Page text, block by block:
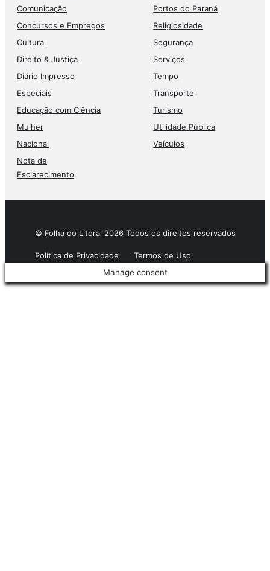
Comunicação
Concursos e Empregos
Cultura
Direito & Justiça
Diário Impresso
Especiais
Educação com Ciência
Mulher
Nacional
Nota de
Esclarecimento
Portos do Paraná
Religiosidade
Segurança
Serviços
Tempo
Transporte
Turismo
Utilidade Pública
Veículos
© Folha do Litoral 2026 Todos os direitos reservados
Política de Privacidade
Termos de Uso
Manage consent